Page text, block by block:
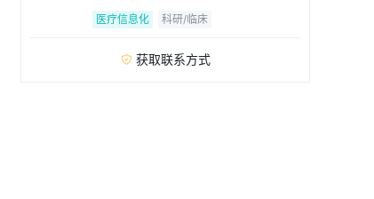
医疗信息化
科研/临床
 获取联系方式